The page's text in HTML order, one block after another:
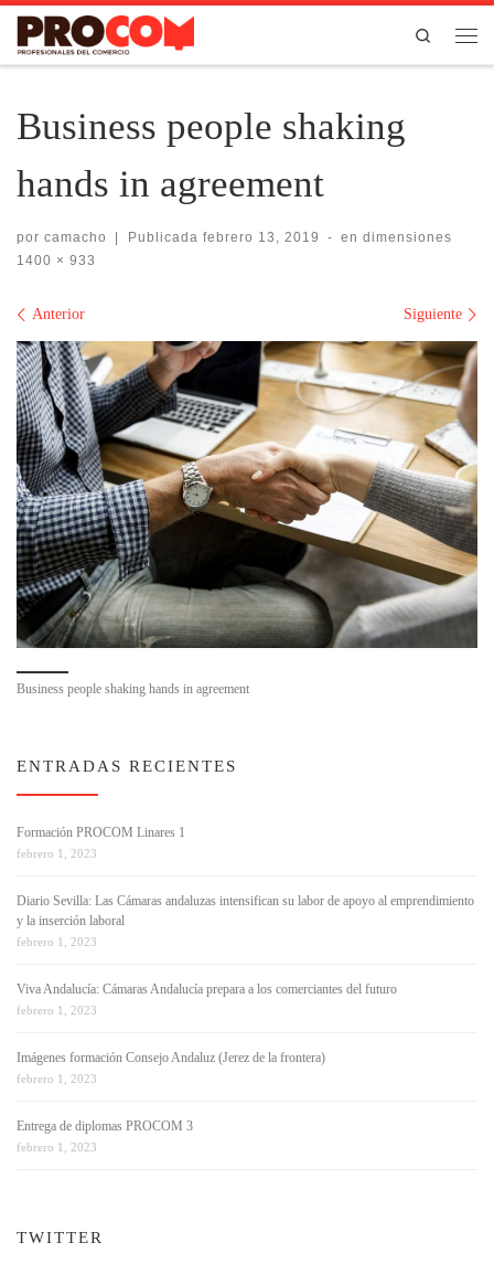
Saltar al contenido
Search
Business people shaking
hands in agreement
por camacho | Publicada febrero 13, 2019 -
en dimensiones
1400 × 933
Navegación de imágenes
Anterior Siguiente
Business people shaking hands in agreement
ENTRADAS RECIENTES
Formación PROCOM Linares 1
febrero 1, 2023
Diario Sevilla: Las Cámaras andaluzas intensifican su labor de apoyo al emprendimiento
y la inserción laboral
febrero 1, 2023
Viva Andalucía: Cámaras Andalucía prepara a los comerciantes del futuro
febrero 1, 2023
Imágenes formación Consejo Andaluz (Jerez de la frontera)
febrero 1, 2023
Entrega de diplomas PROCOM 3
febrero 1, 2023
TWITTER